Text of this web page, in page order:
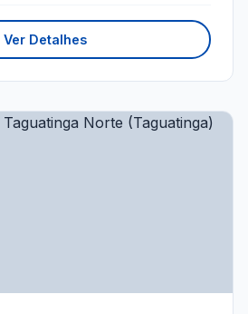
Ver Detalhes